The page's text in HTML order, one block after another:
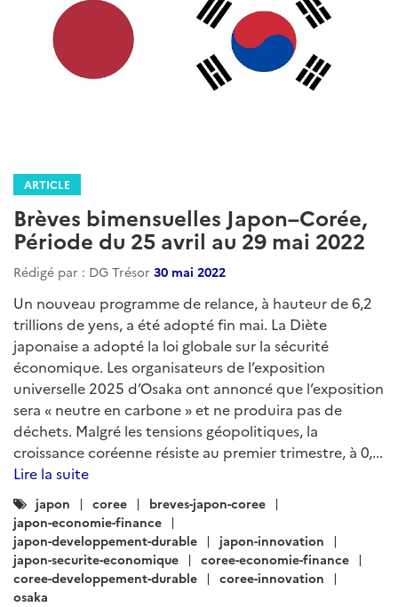
ARTICLE
Brèves bimensuelles Japon–Corée,
Période du 25 avril au 29 mai 2022
Rédigé par : DG Trésor 30 mai 2022
Un nouveau programme de relance, à hauteur de 6,2
trillions de yens, a été adopté fin mai. La Diète
japonaise a adopté la loi globale sur la sécurité
économique. Les organisateurs de l’exposition
universelle 2025 d’Osaka ont annoncé que l’exposition
sera « neutre en carbone » et ne produira pas de
déchets. Malgré les tensions géopolitiques, la
croissance coréenne résiste au premier trimestre, à 0,...
Lire la suite
Catégories
:
japon coree
breves-japon-coree
japon-economie-finance
japon-developpement-durable
japon-innovation
japon-securite-economique
coree-economie-finance
coree-developpement-durable
coree-innovation
osaka